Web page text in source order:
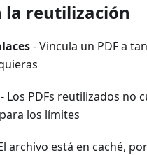
la reutilización
- Vincula un PDF a
- Los PDFs reutilizados no
los límites
archivo está en caché,